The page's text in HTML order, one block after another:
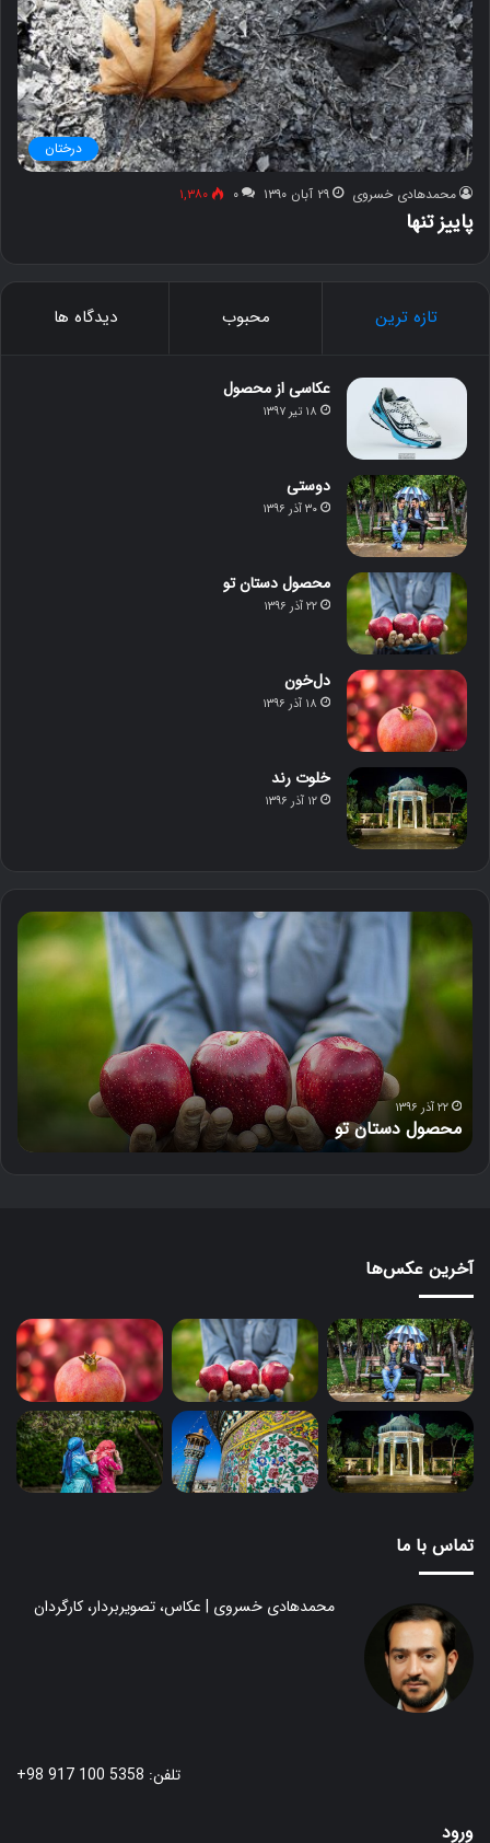
درختان
محمدهادی خسروی ۲۹ آبان ۱۳۹۰ ۰ ۱,۳۸۰
پاییز تنها
تازه ترین محبوب دیدگاه ها
عکاسی از محصول
۱۸ تیر ۱۳۹۷
دوستی
۳۰ آذر ۱۳۹۶
محصول دستان تو
۲۲ آذر ۱۳۹۶
دل‌خون
۱۸ آذر ۱۳۹۶
خلوت رند
۱۲ آذر ۱۳۹۶
د
ل‌
خ
و
ن
۱۸ آذر ۱۳۹۶
دل‌خون
آخرین عکس‌ها
تماس با ما
محمدهادی خسروی | عکاس، تصویربردار، کارگردان
تلفن: 5358 100 917 98+
ورود